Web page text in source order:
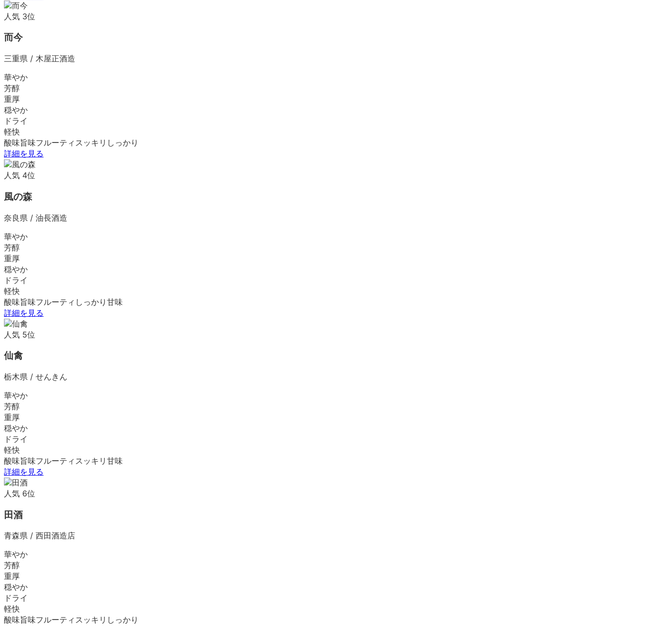
人気 3位
而今
三重県 / 木屋正酒造
華やか
芳醇
重厚
穏やか
ドライ
軽快
酸味旨味フルーティ スッキリ しっかり
詳細を見る
人気 4位
風の森
奈良県 / 油長酒造
華やか
芳醇
重厚
穏やか
ドライ
軽快
酸味旨味フルーティ しっかり 甘味
詳細を見る
人気 5位
仙禽
栃木県 / せんきん
華やか
芳醇
重厚
穏やか
ドライ
軽快
酸味旨味フルーティ スッキリ 甘味
詳細を見る
人気 6位
田酒
青森県 / 西田酒造店
華やか
芳醇
重厚
穏やか
ドライ
軽快
酸味旨味フルーティ スッキリ しっかり